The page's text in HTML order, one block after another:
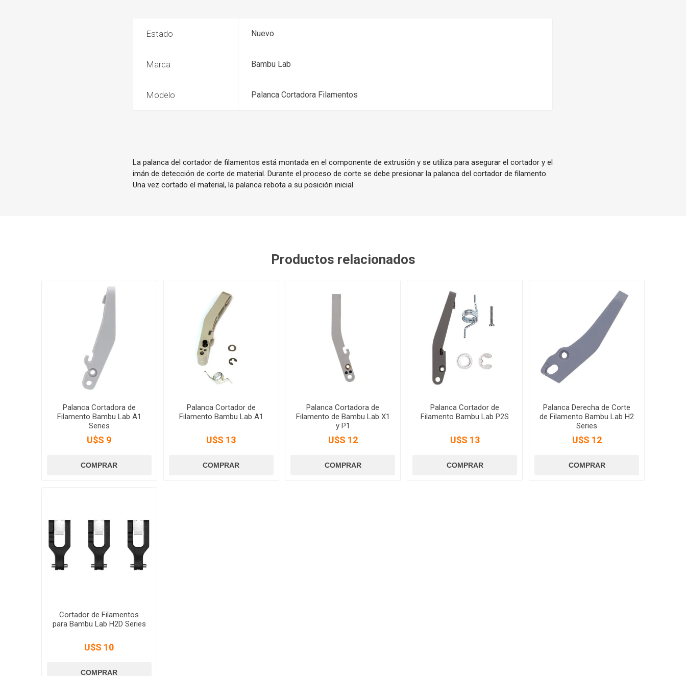
Estado Nuevo
Marca Bambu Lab
Modelo Palanca Cortadora Filamentos
La palanca del cortador de filamentos está montada en el componente de extrusión y se utiliza para asegurar el cortador y el
imán de detección de corte de material. Durante el proceso de corte se debe presionar la palanca del cortador de filamento.
Una vez cortado el material, la palanca rebota a su posición inicial.
Productos relacionados
Palanca Cortadora de
Filamento Bambu Lab A1
Series
U$S 9
Palanca Cortador de
Filamento Bambu Lab A1
U$S 13
Palanca Cortadora de
Filamento de Bambu Lab X1
y P1
U$S 12
Palanca Cortador de
Filamento Bambu Lab P2S
U$S 13
Palanca Derecha de Corte
de Filamento Bambu Lab H2
Series
U$S 12
Cortador de Filamentos
para Bambu Lab H2D Series
U$S 10